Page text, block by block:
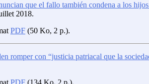
que el fallo también condena a los
2018.
PDF (50 Ko, 2 p.).
romper con “justicia patriacal que la